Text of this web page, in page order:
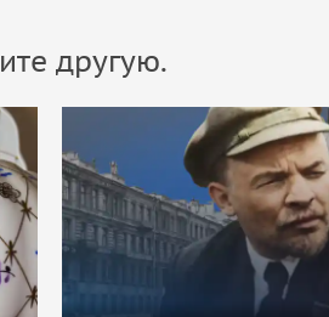
другую.